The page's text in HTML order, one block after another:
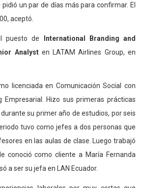
un par de días más para confirmar. El
aceptó.
puesto de
International Branding and
Analysten LATAM Airlines Group, en
licenciada en Comunicación Social con
Empresarial. Hizo sus primeras prácticas
durante su primer año de estudios, por seis
tuvo como jefes a dos personas que
en las aulas de clase. Luego trabajó
conoció como cliente a María Fernanda
a ser su jefa en LAN Ecuador.